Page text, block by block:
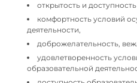
открытость и
комфортность условий
деятельности,
доброжелательность,
удовлетворенность
образовательной